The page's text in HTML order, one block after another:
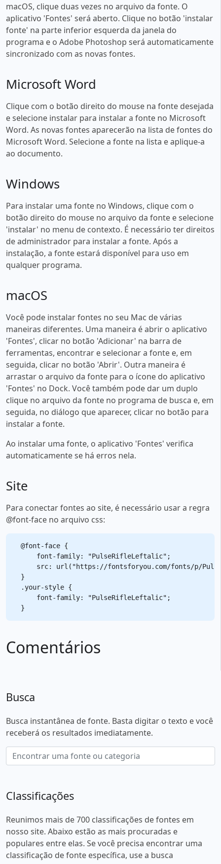
macOS, clique duas vezes no arquivo da fonte. O
aplicativo 'Fontes' será aberto. Clique no botão 'instalar
fonte' na parte inferior esquerda da janela do
programa e o Adobe Photoshop será automaticamente
sincronizado com as novas fontes.
Microsoft Word
Clique com o botão direito do mouse na fonte desejada
e selecione instalar para instalar a fonte no Microsoft
Word. As novas fontes aparecerão na lista de fontes do
Microsoft Word. Selecione a fonte na lista e aplique-a
ao documento.
Windows
Para instalar uma fonte no Windows, clique com o
botão direito do mouse no arquivo da fonte e selecione
'instalar' no menu de contexto. É necessário ter direitos
de administrador para instalar a fonte. Após a
instalação, a fonte estará disponível para uso em
qualquer programa.
macOS
Você pode instalar fontes no seu Mac de várias
maneiras diferentes. Uma maneira é abrir o aplicativo
'Fontes', clicar no botão 'Adicionar' na barra de
ferramentas, encontrar e selecionar a fonte e, em
seguida, clicar no botão 'Abrir'. Outra maneira é
arrastar o arquivo da fonte para o ícone do aplicativo
'Fontes' no Dock. Você também pode dar um duplo
clique no arquivo da fonte no programa de busca e, em
seguida, no diálogo que aparecer, clicar no botão para
instalar a fonte.
Ao instalar uma fonte, o aplicativo 'Fontes' verifica
automaticamente se há erros nela.
Site
Para conectar fontes ao site, é necessário usar a regra
@font-face no arquivo css:
@font-face {
    font-family: "PulseRifleLeftalic";
src: url("https://fontsforyou.com/fonts/p/
}
.your-style {
    font-family: "PulseRifleLeftalic";
Comentários
Busca
Busca instantânea de fonte. Basta digitar o texto e você
receberá os resultados imediatamente.
Classificações
Reunimos mais de 700 classificações de fontes em
nosso site. Abaixo estão as mais procuradas e
populares entre elas. Se você precisa encontrar uma
classificação de fonte específica, use a busca